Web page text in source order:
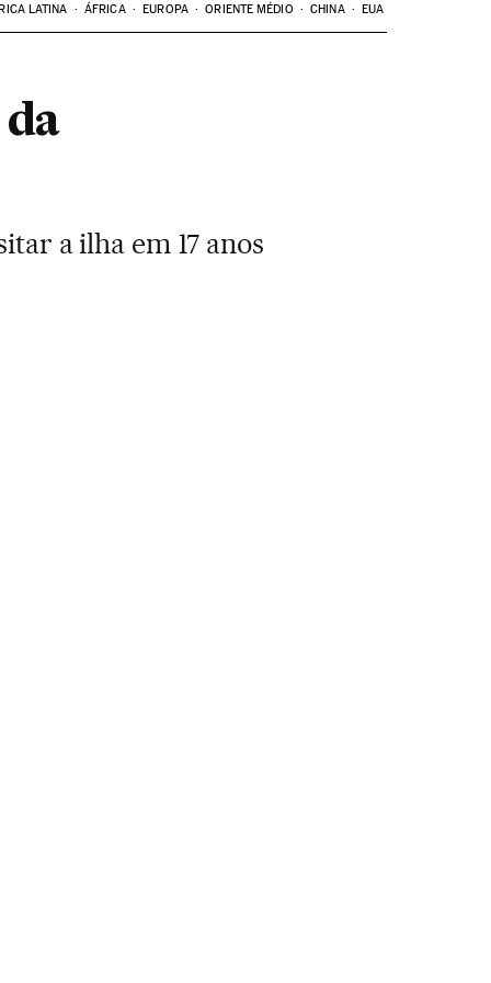
LATINA ÁFRICA EUROPA ORIENTE MÉDIO CHINA EUA
a ilha em 17 anos